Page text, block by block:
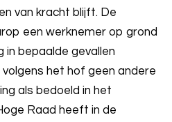
van kracht blijft. De
een werknemer op grond
in bepaalde gevallen
het hof geen andere
als bedoeld in het
Raad heeft in de